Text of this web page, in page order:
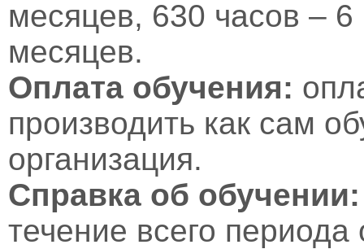
месяцев, 630 часов –
месяцев.
Оплата обучения:
производить как сам
организация.
Справка об обучении:
течение всего периода